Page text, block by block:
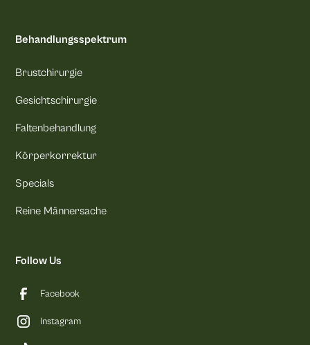
Behandlungsspektrum
Brustchirurgie
Gesichtschirurgie
Faltenbehandlung
Körperkorrektur
Specials
Reine Männersache
Follow Us
Facebook
Instagram